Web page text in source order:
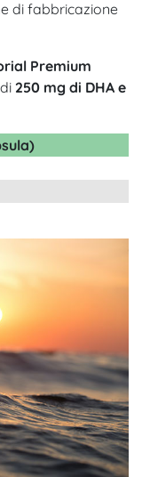
di fabbricazione
Premium
250 mg di DHA e